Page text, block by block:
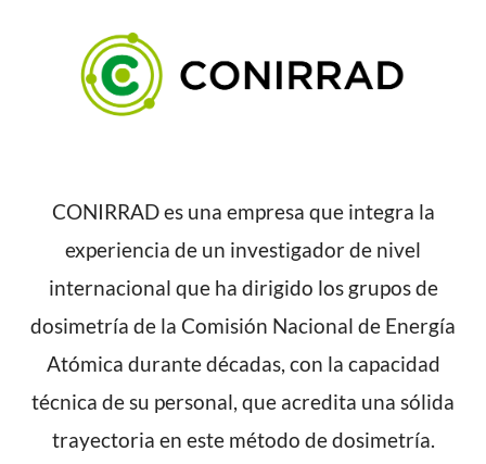
CONIRRAD es una empresa que integra la
experiencia de un investigador de nivel
internacional que ha dirigido los grupos de
dosimetría de la Comisión Nacional de Energía
Atómica durante décadas, con la capacidad
técnica de su personal, que acredita una sólida
trayectoria en este método de dosimetría.